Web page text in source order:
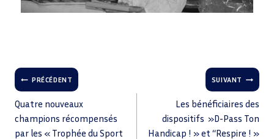
PRÉCÉDENT
Quatre nouveaux
champions récompensés
par les « Trophée du Sport
SUIVANT
Les bénéficiaires des
dispositifs »D-Pass Ton
Handicap ! » et ‘‘Respire ! »